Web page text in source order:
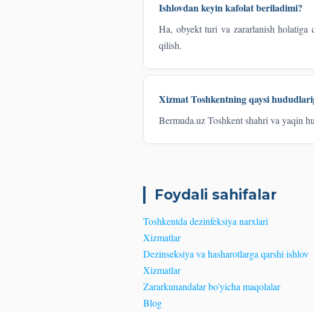
Ishlovdan keyin kafolat beriladimi?
Ha, obyekt turi va zararlanish holatiga
qilish.
Xizmat Toshkentning qaysi
Bermuda.uz Toshkent shahri va yaqin
Foydali sahifalar
Toshkentda dezinfeksiya narxlari
Xizmatlar
Dezinseksiya va hasharotlarga qarshi ishlov
Xizmatlar
Zararkunandalar bo'yicha maqolalar
Blog